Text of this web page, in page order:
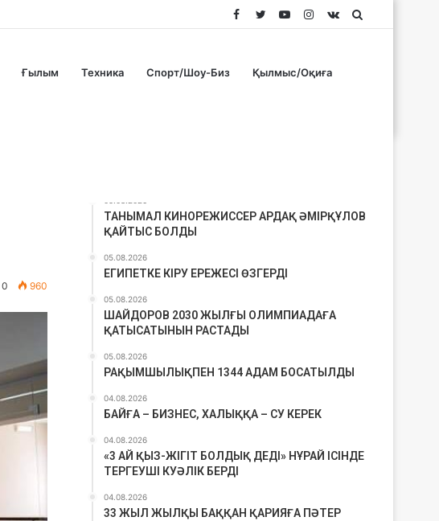
vk.com
Instagram
YouTube
Twitter
Facebook
Ғылым Техника Спорт/Шоу-Биз Қылмыс/Оқиға
0 960
ТАНЫМАЛ КИНОРЕЖИССЕР АРДАҚ ӘМІРҚҰЛОВ
ҚАЙТЫС БОЛДЫ
05.08.2026
ЕГИПЕТКЕ КІРУ ЕРЕЖЕСІ ӨЗГЕРДІ
05.08.2026
ШАЙДОРОВ 2030 ЖЫЛҒЫ ОЛИМПИАДАҒА
ҚАТЫСАТЫНЫН РАСТАДЫ
05.08.2026
РАҚЫМШЫЛЫҚПЕН 1344 АДАМ БОСАТЫЛДЫ
04.08.2026
БАЙҒА – БИЗНЕС, ХАЛЫҚҚА – СУ КЕРЕК
04.08.2026
«3 АЙ ҚЫЗ-ЖІГІТ БОЛДЫҚ ДЕДІ» НҰРАЙ ІСІНДЕ
ТЕРГЕУШІ КУӘЛІК БЕРДІ
04.08.2026
33 ЖЫЛ ЖЫЛҚЫ БАҚҚАН ҚАРИЯҒА ПӘТЕР